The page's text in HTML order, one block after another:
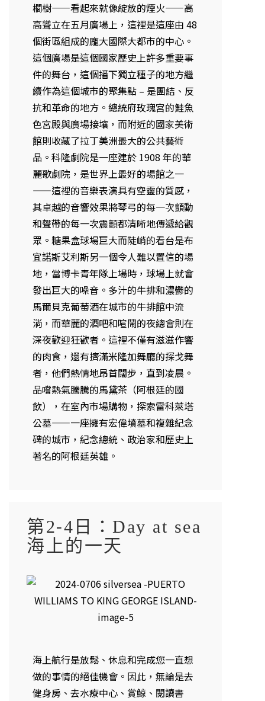
櫚樹——看起來就像綻放的煙火——高
高聳立在五月廣場上，這裡是這座由 48
個街區組成的龐大國際大都市的中心。
這個廣場是這個國家歷史上許多重要事
件的舞台，這個播下獨立種子的地方繼
續作為這個城市的聚集點 – 是團結、反
抗和革命的地方。總統府玫瑰宮的鮭魚
色宮殿與廣場接壤，而附近的國家美術
館則收藏了拉丁美洲最大的公共藝術
品。科隆劇院是一座建於 1908 年的華
麗歌劇院，是世界上最好的場館之一
——這裡的音樂表演具有空靈的質感，
其卓越的音響效果將琴弓的每一次顫動
和聲帶的每一次震顫都清晰地傳遞給觀
眾。糖果盒球場巨大而陡峭的看台是布
宜諾斯艾利斯另一個令人難以置信的場
地，當博卡青年隊上場時，球場上就會
發出巨大的噪音。多汁的牛排和濃鬱的
馬爾貝克葡萄酒在城市的牛排館中流
淌，而華麗的酒吧和喧鬧的夜總會則在
深夜歡迎狂歡者。這裡不僅有滋滋作響
的肉食，還有擠滿米隆加舞廳的探戈舞
者，他們熱情地昂首闊步，直到凌晨。
品嚐熱氣騰騰的馬黛茶（阿根廷的國
飲），在室內市場購物，探索雷科萊塔
公墓——一座擁有宏偉墳墓和複雜紀念
碑的城市，紀念總統、政治家和歷史上
著名的阿根廷英雄。
第2-4日：Day at sea
海上的一天
海上航行是放鬆、休息和完成您一直想
做的事情的絕佳機會。因此，無論是去
健身房、去水療中心、賞鯨、閱讀書